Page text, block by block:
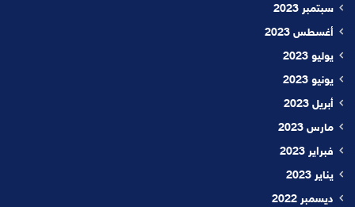
سبتمبر 2023
أغسطس 2023
يوليو 2023
يونيو 2023
أبريل 2023
مارس 2023
فبراير 2023
يناير 2023
ديسمبر 2022